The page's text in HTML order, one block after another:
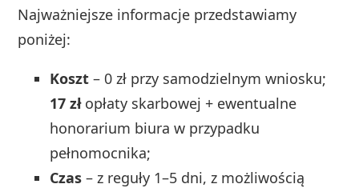
Najważniejsze informacje przedstawiamy
poniżej:
Koszt – 0 zł przy samodzielnym wniosku;
17 złopłaty skarbowej + ewentualne
honorarium biura w przypadku
pełnomocnika;
Czas – z reguły 1–5 dni, z możliwością